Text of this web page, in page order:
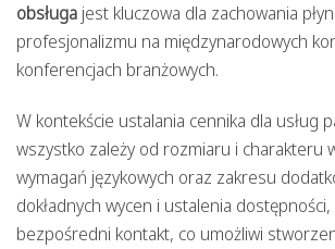
obsługa jest kluczowa dla zachowania
profesjonalizmu na międzynarodowych
konferencjach branżowych.
W kontekście ustalania cennika dla usług
wszystko zależy od rozmiaru i charakteru
wymagań językowych oraz zakresu
dokładnych wycen i ustalenia
bezpośredni kontakt, co umożliwi